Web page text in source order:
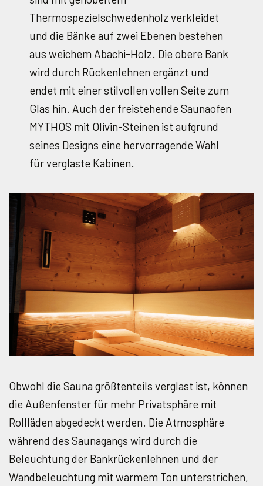
Thermospezielschwedenholz verkleidet
und die Bänke auf zwei Ebenen bestehen
aus weichem Abachi-Holz. Die obere Bank
wird durch Rückenlehnen ergänzt und
endet mit einer stilvollen vollen Seite zum
Glas hin. Auch der freistehende Saunaofen
MYTHOS mit Olivin-Steinen ist aufgrund
seines Designs eine hervorragende Wahl
für verglaste Kabinen.
Obwohl die Sauna größtenteils verglast ist, können
die Außenfenster für mehr Privatsphäre mit
Rollläden abgedeckt werden. Die Atmosphäre
während des Saunagangs wird durch die
Beleuchtung der Bankrückenlehnen und der
Wandbeleuchtung mit warmem Ton unterstrichen,